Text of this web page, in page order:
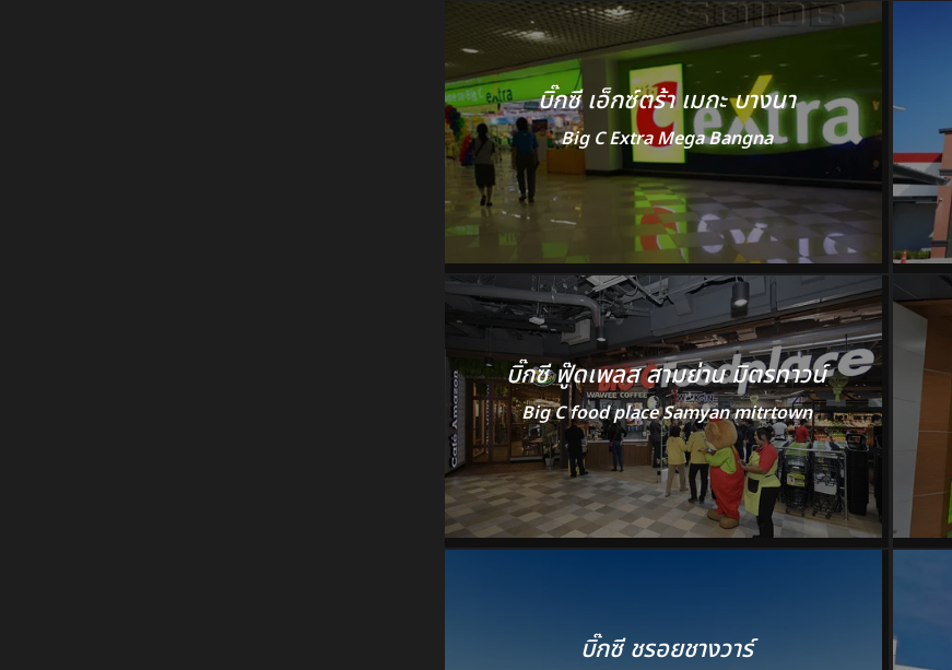
บิ๊กซี เอ็กซ์ตร้า เมกะ บางนา
Big C Extra Mega Bangna
บิ๊กซี ฟู๊ดเพลส สามย่าน มิตรทาวน์
Big C food place Samyan mitrtown
บิ๊กซี ชรอยชางวาร์